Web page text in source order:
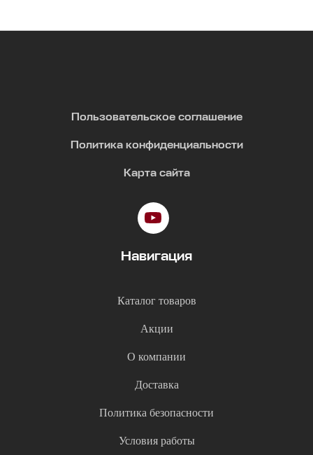
Пользовательское соглашение
Политика конфиденциальности
Карта сайта
Навигация
Каталог товаров
Акции
О компании
Доставка
Политика безопасности
Условия работы